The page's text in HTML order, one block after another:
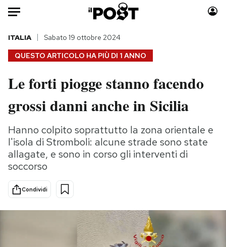
Auto
HOME
Italia
Politica
Tecnologia
Internet
Scienza
Cultura
Economia
Moda
Consumismi
Storie/Idee
Ok Boomer!
Media
QUESTO ARTICOLO HA PIÙ DI 1 ANNO
ITALIA Sabato 19 ottobre 2024
Le forti piogge stanno facendo
grossi danni anche in Sicilia
Hanno colpito soprattutto la zona orientale e
l'isola di Stromboli: alcune strade sono state
allagate, e sono in corso gli interventi di
soccorso
Condividi